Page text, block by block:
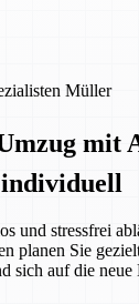
Müller
mit
und stressfrei
planen Sie
sich auf die neue